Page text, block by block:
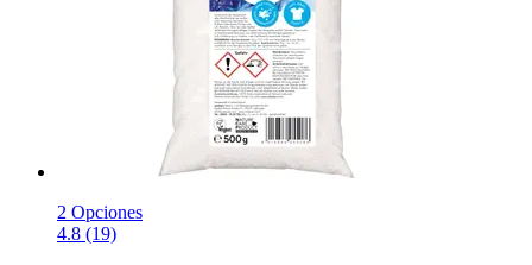
2 Opciones
4.8 (19)